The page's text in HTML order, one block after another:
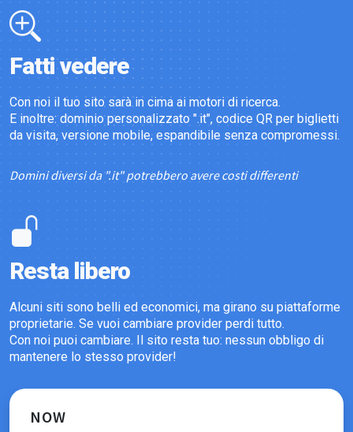
Fatti vedere
Con noi il tuo sito sarà in cima ai motori di ricerca.
E inoltre: dominio personalizzato ".it", codice QR per biglietti
da visita, versione mobile, espandibile senza compromessi.
Domini diversi da ".it" potrebbero avere costi differenti
Resta libero
Alcuni siti sono belli ed economici, ma girano su piattaforme
proprietarie. Se vuoi cambiare provider perdi tutto.
Con noi puoi cambiare. Il sito resta tuo: nessun obbligo di
mantenere lo stesso provider!
NOW